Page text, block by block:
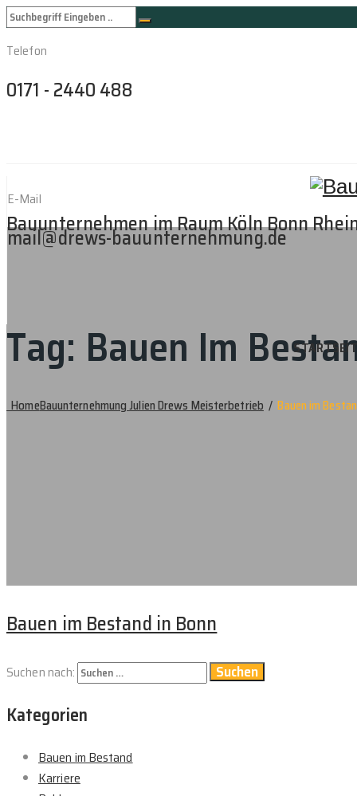
Telefon
0171 - 2440 488
Bauunternehmen im Raum Köln Bonn
E-Mail
mail@drews-bauunternehmung.de
Tag: Bauen Im
HomeBauunternehmung Julien Drews Meisterbetrieb/Bauen im
Bauen im Bestand in Bonn
Suchen nach:
Kategorien
Bauen im Bestand
Karriere